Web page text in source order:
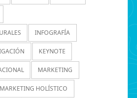
INFOGRAFÍA
KEYNOTE
MARKETING
MARKETING HOLÍSTICO